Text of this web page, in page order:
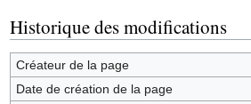
Historique des modifications
Créateur de la page
Date de création de la page